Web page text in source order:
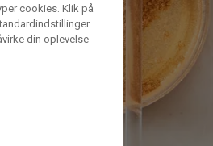
cookies. Klik på
din oplevelse